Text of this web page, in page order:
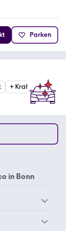
Parken
+ Kraftstoffart
in Bonn